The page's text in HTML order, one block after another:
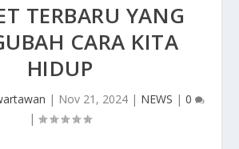
TERBARU YANG
CARA KITA
HIDUP
| Nov 21, 2024| NEWS | 0
|